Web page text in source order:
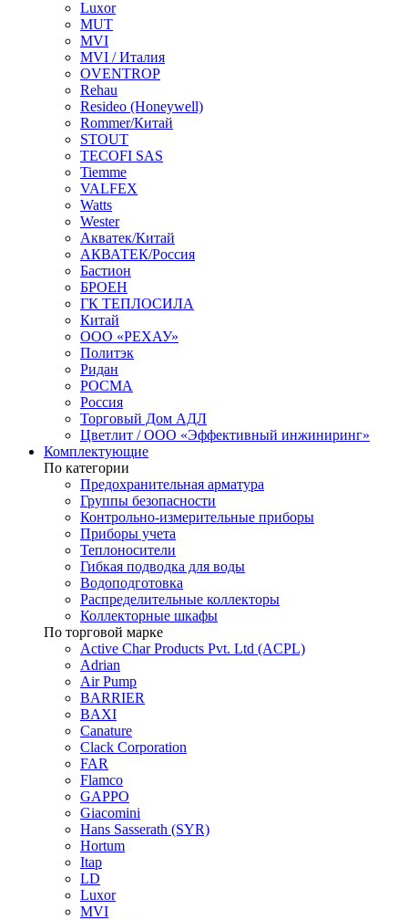
Luxor
MUT
MVI
MVI / Италия
OVENTROP
Rehau
Resideo (Honeywell)
Rommer/Китай
STOUT
TECOFI SAS
Tiemme
VALFEX
Watts
Wester
Акватек/Китай
АКВАТЕК/Россия
Бастион
БРОЕН
ГК ТЕПЛОСИЛА
Китай
ООО «РЕХАУ»
Политэк
Ридан
РОСМА
Россия
Торговый Дом АДЛ
Цветлит / ООО «Эффективный инжиниринг»
Комплектующие
По категории
Предохранительная арматура
Группы безопасности
Контрольно-измерительные приборы
Приборы учета
Теплоносители
Гибкая подводка для воды
Водоподготовка
Распределительные коллекторы
Коллекторные шкафы
По торговой марке
Active Char Products Pvt. Ltd (ACPL)
Adrian
Air Pump
BARRIER
BAXI
Canature
Clack Corporation
FAR
Flamco
GAPPO
Giacomini
Hans Sasserath (SYR)
Hortum
Itap
LD
Luxor
MVI